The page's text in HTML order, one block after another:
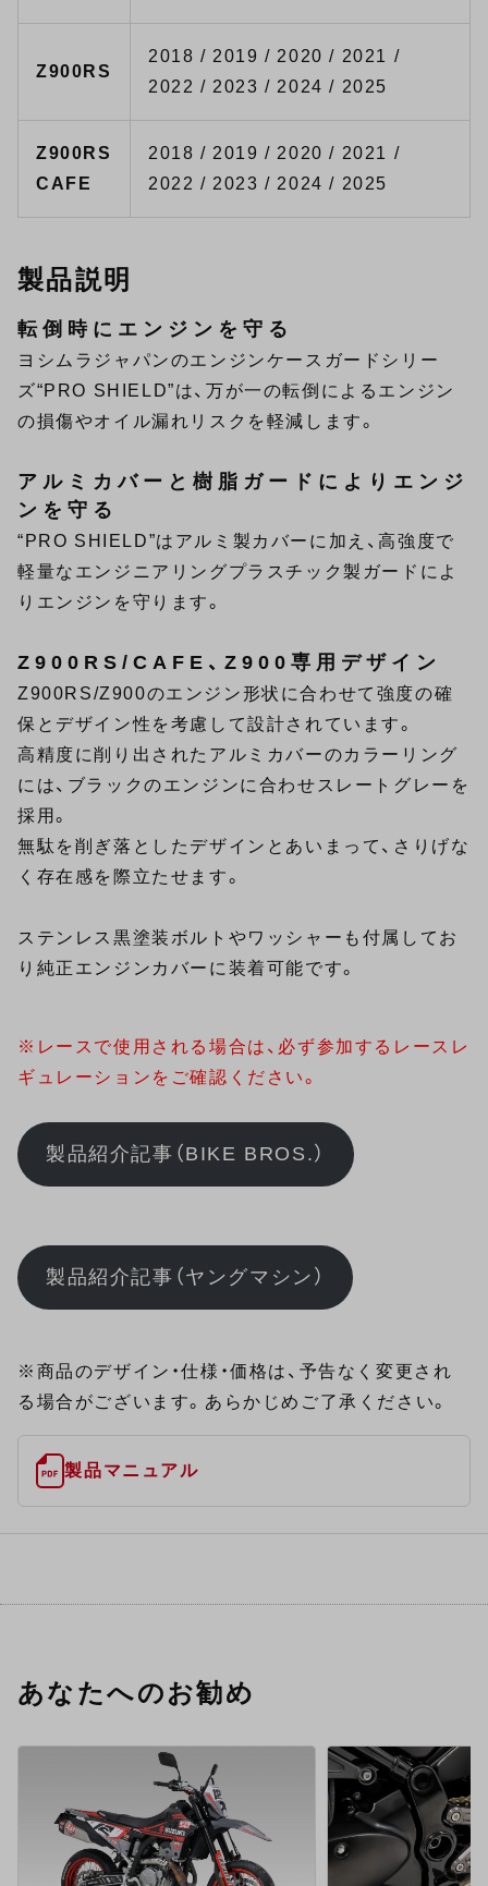
Z900RS
2018 / 2019 / 2020 / 2021 /
2022 / 2023 / 2024 / 2025
Z900RS
CAFE
2018 / 2019 / 2020 / 2021 /
2022 / 2023 / 2024 / 2025
製品説明
転倒時にエンジンを守る
ヨシムラジャパンのエンジンケースガードシリー
ズ“PRO SHIELD”は、万が一の転倒によるエンジン
の損傷やオイル漏れリスクを軽減します。
アルミカバーと樹脂ガードによりエンジ
ンを守る
“PRO SHIELD”はアルミ製カバーに加え、高強度で
軽量なエンジニアリングプラスチック製ガードによ
りエンジンを守ります。
Z900RS/CAFE、Z900専用デザイン
Z900RS/Z900のエンジン形状に合わせて強度の確
保とデザイン性を考慮して設計されています。
高精度に削り出されたアルミカバーのカラーリング
には、ブラックのエンジンに合わせスレートグレーを
採用。
無駄を削ぎ落としたデザインとあいまって、さりげな
く存在感を際立たせます。
ステンレス黒塗装ボルトやワッシャーも付属してお
り純正エンジンカバーに装着可能です。
※レースで使用される場合は、必ず参加するレースレ
ギュレーションをご確認ください。
製品紹介記事（BIKE BROS.）
製品紹介記事（ヤングマシン）
※商品のデザイン・仕様・価格は、予告なく変更され
る場合がございます。あらかじめご了承ください。
製品マニュアル
あなたへのお勧め